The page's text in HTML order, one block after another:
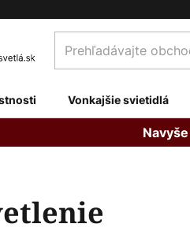
Prehľadávajte
obchod
Vonkajšie svietidlá
Navyše